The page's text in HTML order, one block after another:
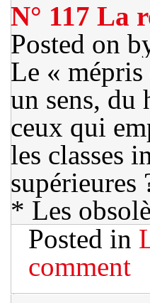
N° 117 La
Posted on
Le « mépris
un sens, du
ceux qui
les classes
* Les
Posted in
comment